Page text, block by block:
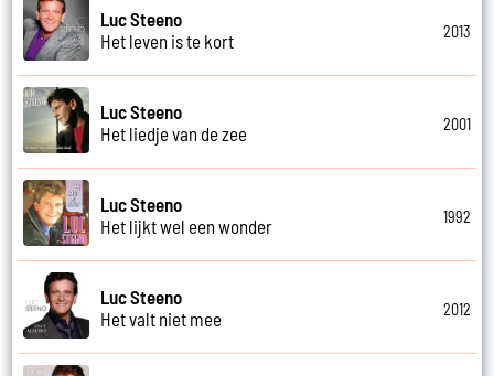
Luc Steeno
Het leven is te kort
2013
Luc Steeno
Het liedje van de zee
2001
Luc Steeno
Het lijkt wel een wonder
1992
Luc Steeno
Het valt niet mee
2012